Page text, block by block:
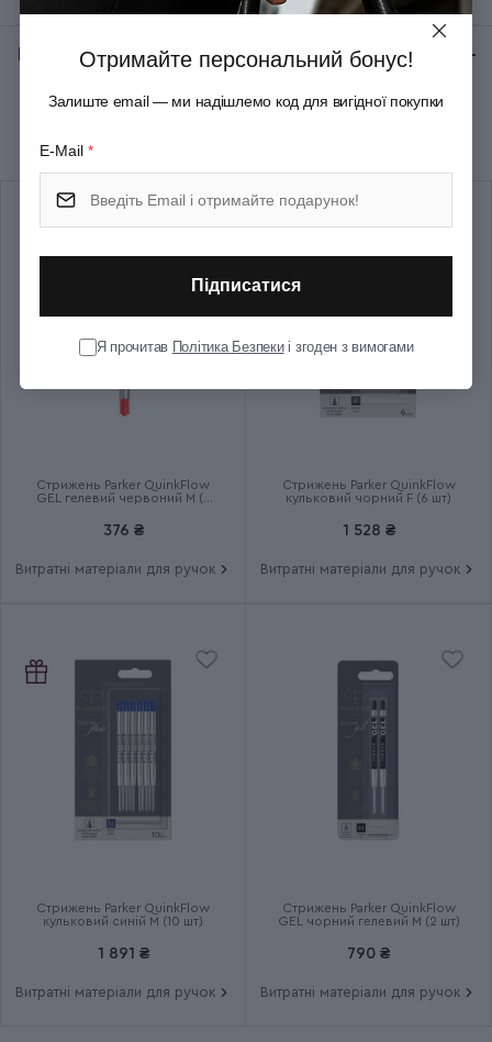
Тип випуску товару Серійний
Відгуки: ★ 0 (0)
Стрижень Parker QuinkFlow
GEL гелевий червоний М (у
376 ₴
Витратні матеріали для ручок
Стрижень Parker QuinkFlow
кульковий чорний F (6 шт)
1 528 ₴
Витратні матеріали для ручок
Стрижень Parker QuinkFlow
кульковий синій M (10 шт)
1 891 ₴
Витратні матеріали для ручок
Стрижень Parker QuinkFlow
GEL чорний гелевий M (2 шт)
790 ₴
Витратні матеріали для ручок
Отримайте персональний бонус!
Залиште email — ми надішлемо код для вигідної покупки
E-Mail *
Підписатися
Я прочитав Політика Безпекиі згоден з вимогами